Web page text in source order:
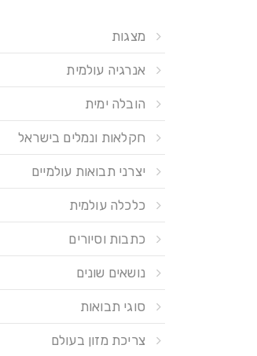
מצגות
אנרגיה עולמית
הובלה ימית
חקלאות ונמלים בישראל
יצרני תבואות עולמיים
כלכלה עולמית
כתבות וסיורים
נושאים שונים
סוגי תבואות
צריכת מזון בעולם